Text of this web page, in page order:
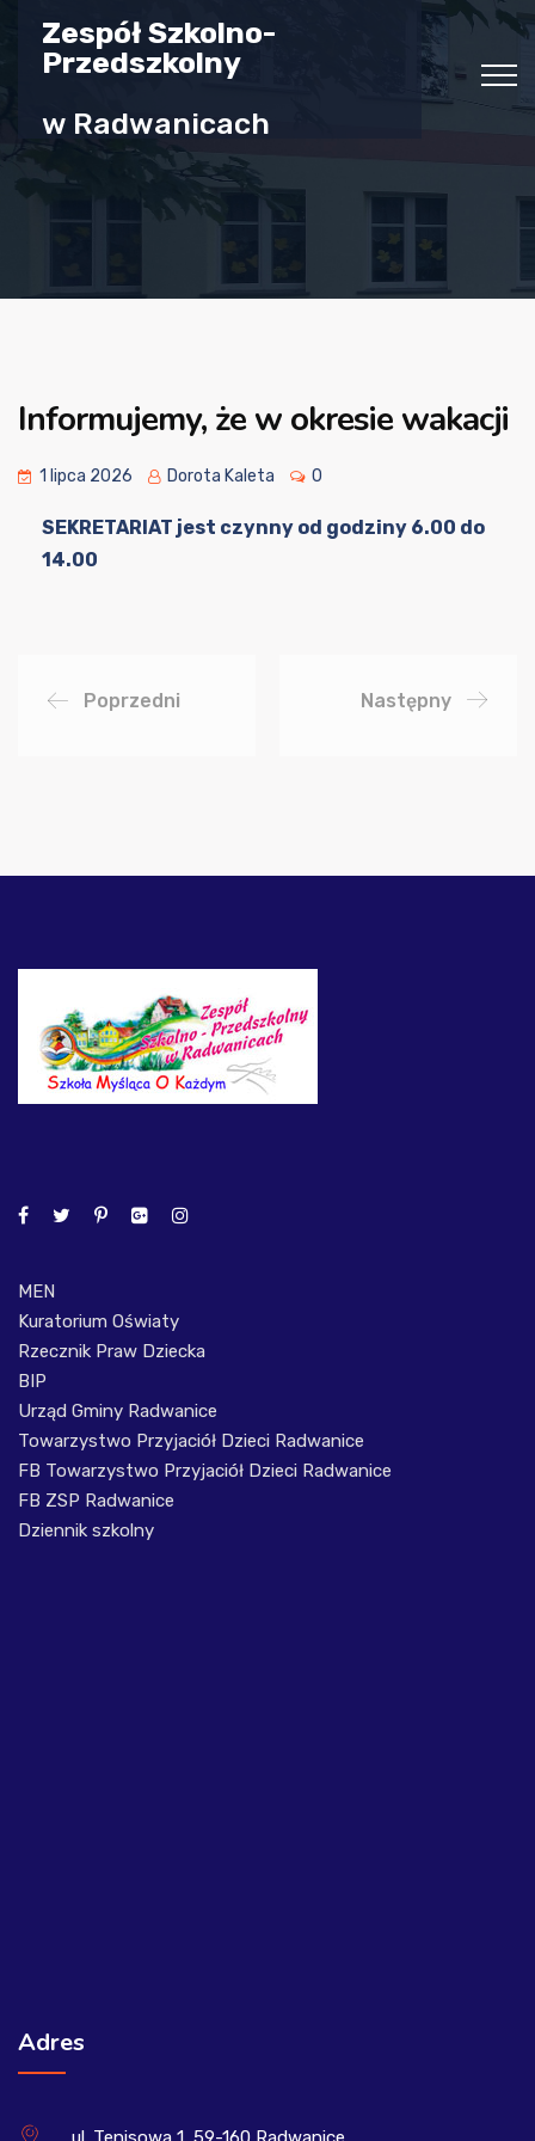
Zespół Szkolno-
Przedszkolny
w Radwanicach
Informujemy, że w okresie wakacji
1 lipca 2026 Dorota Kaleta 0
SEKRETARIAT jest czynny od godziny 6.00 do
14.00
Poprzedni Następny
MEN
Kuratorium Oświaty
Rzecznik Praw Dziecka
BIP
Urząd Gminy Radwanice
Towarzystwo Przyjaciół Dzieci Radwanice
FB Towarzystwo Przyjaciół Dzieci Radwanice
FB ZSP Radwanice
Dziennik szkolny
Adres